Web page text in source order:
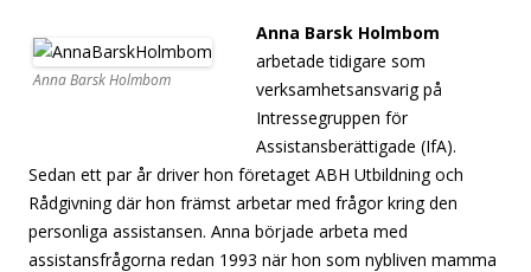
Anna Barsk Holmbom
Anna Barsk Holmbom
arbetade tidigare som
verksamhetsansvarig på
Intressegruppen för
Assistansberättigade (IfA).
Sedan ett par år driver hon företaget ABH Utbildning och
Rådgivning där hon främst arbetar med frågor kring den
personliga assistansen. Anna började arbeta med
assistansfrågorna redan 1993 när hon som nybliven mamma